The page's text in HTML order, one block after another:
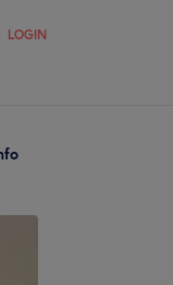
LOGIN